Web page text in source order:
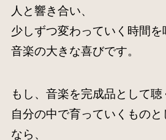
人と響き合い、
少しずつ変わっていく時間を
音楽の大きな喜びです。
もし、音楽を完成品として聴
自分の中で育っていくもの
なら、